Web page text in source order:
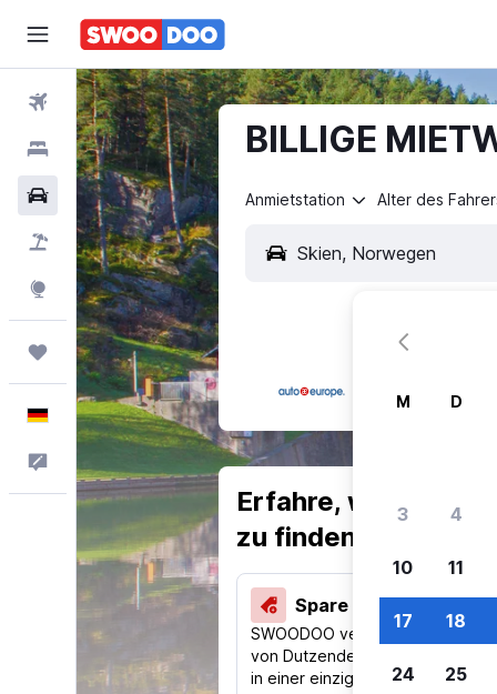
Flüge
Hotels
Mietwagen
Pauschalreisen
Explore
Trips
Deutsch
BILLIGE
Anmietstation Alter des
Erfahre, warum
zu finden.
Spare 40 % und mehr
SWOODOO vergleicht Preise
von Dutzenden Reise-Websites
in einer einzigen Suche.
M D
3 4
10 11
17 18
24 25